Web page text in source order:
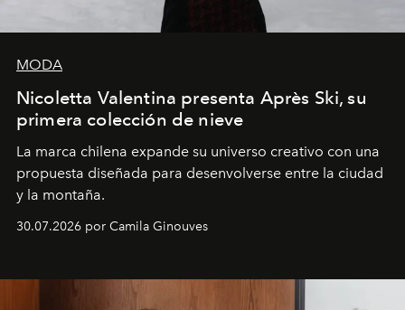
MODA
Nicoletta Valentina presenta Après Ski, su
primera colección de nieve
La marca chilena expande su universo creativo con una
propuesta diseñada para desenvolverse entre la ciudad
y la montaña.
30.07.2026 por Camila Ginouves